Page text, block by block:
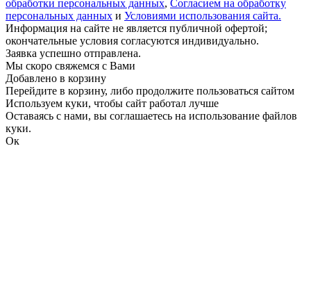
обработки персональных данных, Согласием на обработку
персональных данных и Условиями использования сайта.
Информация на сайте не является публичной офертой;
окончательные условия согласуются индивидуально.
Заявка успешно отправлена.
Мы скоро свяжемся с Вами
Добавлено в корзину
Перейдите в корзину, либо продолжите пользоваться сайтом
Используем куки, чтобы сайт работал лучше
Оставаясь с нами, вы соглашаетесь на использование файлов
куки.
Ок